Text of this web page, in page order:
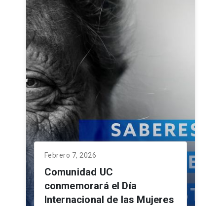
Febrero 7, 2026
Comunidad UC
conmemorará el Día
Internacional de las Mujeres